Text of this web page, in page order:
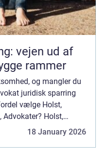
vejen ud af
rammer
og mangler du
juridisk sparring
vælge Holst,
Advokater? Holst,
firma med
18 January 2026